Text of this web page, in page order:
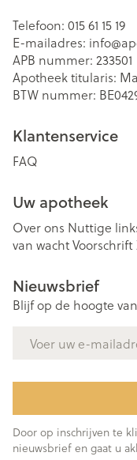
Telefoon: 015 61 15 19
E-mailadres: info@
APB nummer: 233501
Apotheek titularis:
BTW nummer:
Klantenservice
FAQ
Uw apotheek
Over ons Nuttige
van wachtVoorschrift
Nieuwsbrief
Blijf op de hoogte
Door op inschrijven te
nieuwsbrief en gaat u